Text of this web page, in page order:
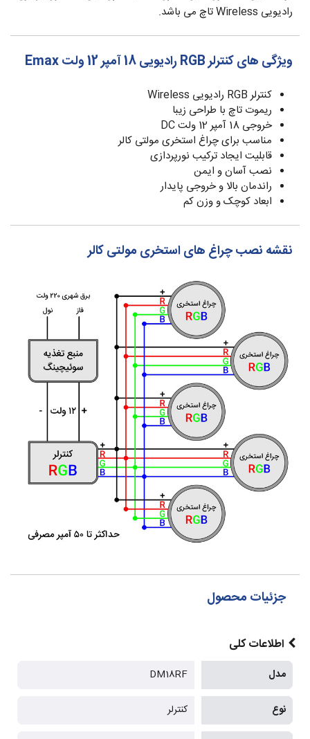
رادیویی Wireless تاچ می باشد.
ویژگی های کنترلر RGB رادیویی 18 آمپر 12 ولت Emax
کنترلر RGB رادیویی Wireless
ریموت تاچ با طراحی زیبا
خروجی 18 آمپر 12 ولت DC
مناسب برای چراغ استخری مولتی کالر
قابلیت ایجاد ترکیب نورپردازی
نصب آسان و ایمن
راندمان بالا و خروجی پایدار
ابعاد کوچک و وزن کم
نقشه نصب چراغ های استخری مولتی کالر
جزئیات محصول
اطلاعات کلی
مدل DM18RF
نوع کنترلر